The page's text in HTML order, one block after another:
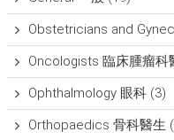
Obstetricians and
Oncologists 臨床腫瘤科
Ophthalmology 眼科(3)
Orthopaedics 骨科醫生